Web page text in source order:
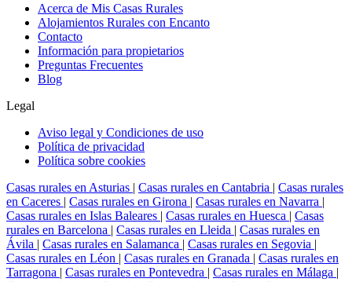
Acerca de Mis Casas Rurales
Alojamientos Rurales con Encanto
Contacto
Información para propietarios
Preguntas Frecuentes
Blog
Legal
Aviso legal y Condiciones de uso
Política de privacidad
Política sobre cookies
Casas rurales en Asturias | Casas rurales en Cantabria | Casas rurales
en Caceres | Casas rurales en Girona | Casas rurales en Navarra |
Casas rurales en Islas Baleares | Casas rurales en Huesca | Casas
rurales en Barcelona | Casas rurales en Lleida | Casas rurales en
Ávila | Casas rurales en Salamanca | Casas rurales en Segovia |
Casas rurales en Léon | Casas rurales en Granada | Casas rurales en
Tarragona | Casas rurales en Pontevedra | Casas rurales en Málaga |